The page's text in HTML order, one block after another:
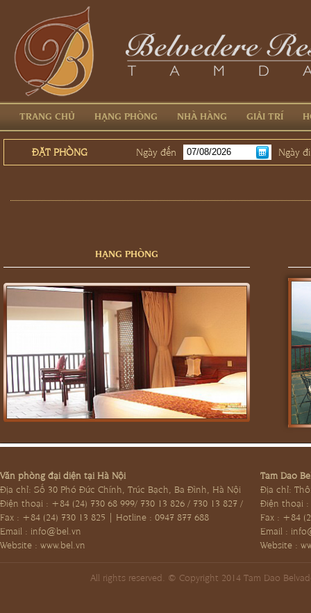
TRANG CHỦ HẠNG PHÒNG NHÀ HÀNG GIẢI TRÍ
ĐẶT PHÒNG Ngày đến Ngày đi
HẠNG PHÒNG
Văn phòng đại diện tại Hà Nội
Địa chỉ: Số 30 Phó Đức Chính, Trúc Bạch, Ba Đình, Hà Nội
Điện thoại : +84 (24) 730 68 999/ 730 13 826 / 730 13 827 /
Fax : +84 (24) 730 13 825 | Hotline : 0947 877 688
Email : info@bel.vn
Website : www.bel.vn
Tam Dao
Địa chỉ:
Điện thoại :
Fax : +84
Email :
Website :
All rights reserved. © Copyright 2014 Tam Dao